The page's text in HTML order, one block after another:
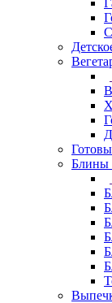
Блины